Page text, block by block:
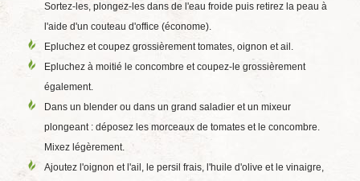
Sortez-les, plongez-les dans de l'eau froide puis retirez la peau à
l'aide d'un couteau d'office (économe).
Epluchez et coupez grossièrement tomates, oignon et ail.
Epluchez à moitié le concombre et coupez-le grossièrement
également.
Dans un blender ou dans un grand saladier et un mixeur
plongeant : déposez les morceaux de tomates et le concombre.
Mixez légèrement.
Ajoutez l'oignon et l'ail, le persil frais, l'huile d'olive et le vinaigre,